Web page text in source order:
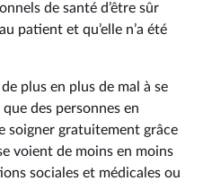
de santé d’être sûr
patient et qu’elle n’a été
plus en plus de mal à se
des personnes en
soigner gratuitement grâce
voient de moins en moins
sociales et médicales ou